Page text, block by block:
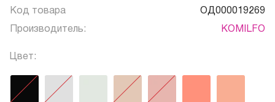
Код товара ОД000019269
Производитель: KOMILFO
Цвет: